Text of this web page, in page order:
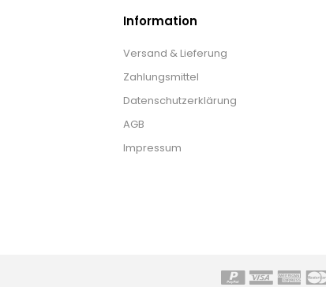
Information
Versand & Lieferung
Zahlungsmittel
Datenschutzerklärung
AGB
Impressum